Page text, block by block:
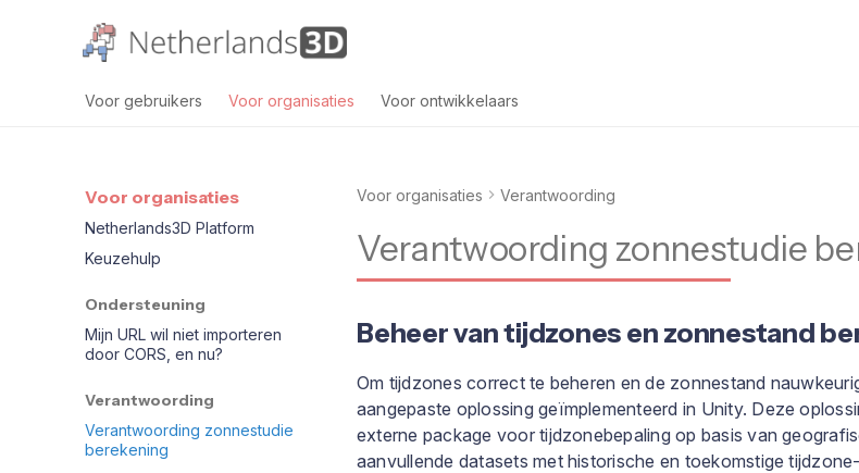
Voor gebruikers Voor organisaties Voor ontwikkelaars
Voor organisaties
Netherlands3D Platform
Keuzehulp
Ondersteuning
Mijn URL wil niet importeren
door CORS, en nu?
Verantwoording
Verantwoording zonnestudie
berekening
Voor organisaties Verantwoording
Verantwoording zonnestudie
Beheer van tijdzones en zonnestand
Om tijdzones correct te beheren en de zonnestand
aangepaste oplossing geïmplementeerd in Unity. Deze
externe package voor tijdzonebepaling op basis van
aanvullende datasets met historische en toekomstige